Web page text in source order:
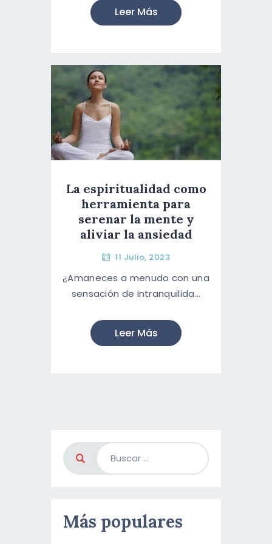
Leer Más
La espiritualidad como
herramienta para
serenar la mente y
aliviar la ansiedad
11 Julio, 2023
¿Amaneces a menudo con una
sensación de intranquilida...
Leer Más
Más populares